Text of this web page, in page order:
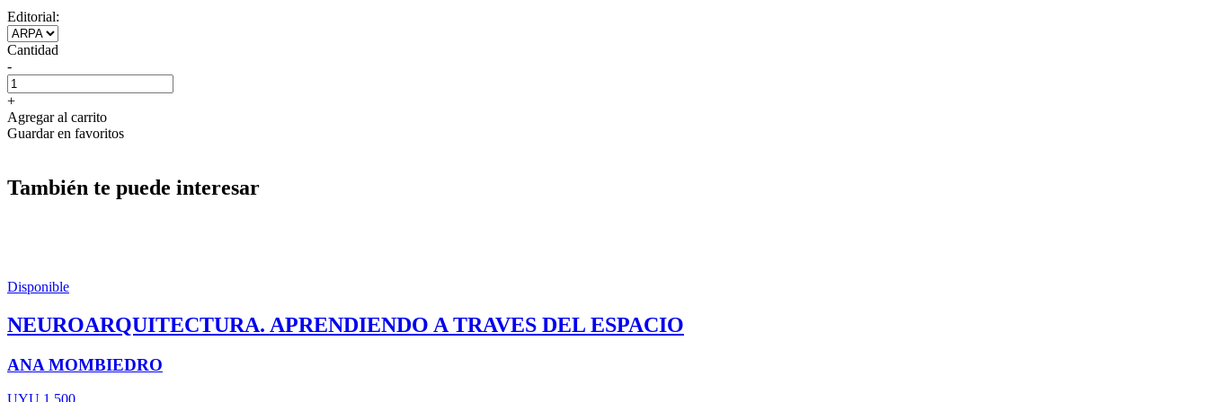
Editorial:
Cantidad
-
+
Agregar al carrito
Guardar en favoritos
También te puede interesar
Disponible
NEUROARQUITECTURA. APRENDIENDO A TRAVES DEL ESPACIO
ANA MOMBIEDRO